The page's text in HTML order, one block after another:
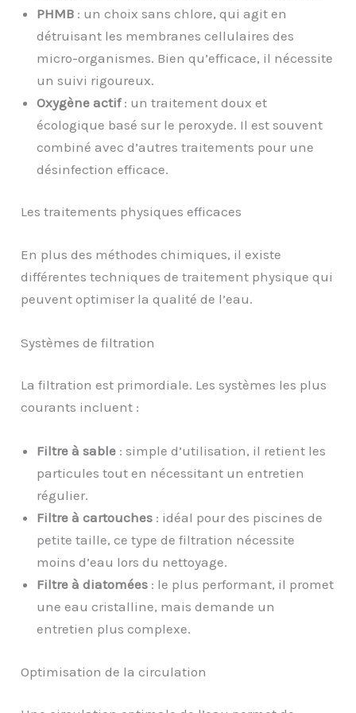
PHMB : un choix sans chlore, qui agit en
détruisant les membranes cellulaires des
micro-organismes. Bien qu’efficace, il nécessite
un suivi rigoureux.
Oxygène actif: un traitement doux et
écologique basé sur le peroxyde. Il est souvent
combiné avec d’autres traitements pour une
désinfection efficace.
Les traitements physiques efficaces
En plus des méthodes chimiques, il existe
différentes techniques de traitement physique qui
peuvent optimiser la qualité de l’eau.
Systèmes de filtration
La filtration est primordiale. Les systèmes les plus
courants incluent :
Filtre à sable : simple d’utilisation, il retient les
particules tout en nécessitant un entretien
régulier.
Filtre à cartouches : idéal pour des piscines de
petite taille, ce type de filtration nécessite
moins d’eau lors du nettoyage.
Filtre à diatomées : le plus performant, il promet
une eau cristalline, mais demande un
entretien plus complexe.
Optimisation de la circulation